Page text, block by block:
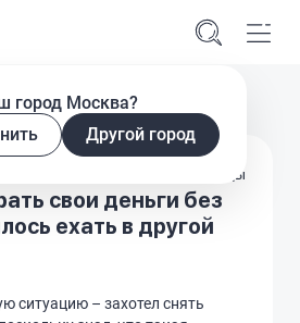
город Москва?
Другой город
свои деньги без
ехать в другой
Вклады
ситуацию – захотел снять